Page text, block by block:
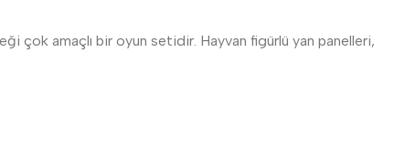
çok amaçlı bir oyun setidir. Hayvan figürlü yan panelleri,